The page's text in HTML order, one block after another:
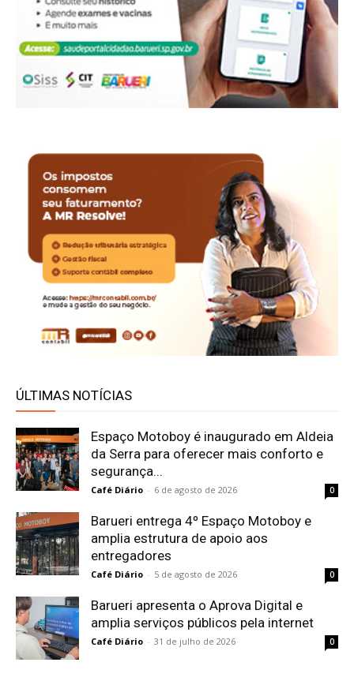
ÚLTIMAS NOTÍCIAS
Espaço Motoboy é inaugurado em Aldeia
da Serra para oferecer mais conforto e
segurança...
Café Diário - 6 de agosto de 2026 0
Barueri entrega 4º Espaço Motoboy e
amplia estrutura de apoio aos
entregadores
Café Diário - 5 de agosto de 2026 0
Barueri apresenta o Aprova Digital e
amplia serviços públicos pela internet
Café Diário - 31 de julho de 2026 0